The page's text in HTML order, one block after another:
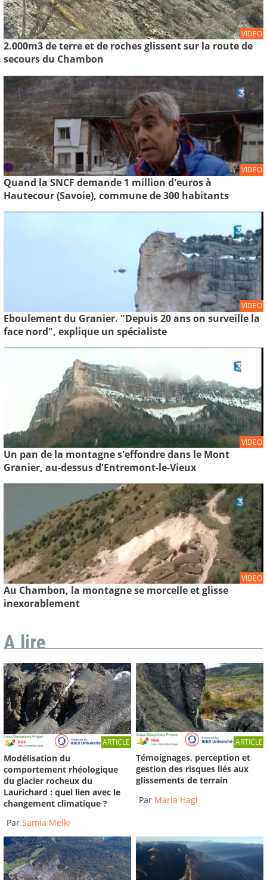
VIDEO
2.000m3 de terre et de roches glissent sur la route de
secours du Chambon
VIDEO
Quand la SNCF demande 1 million d'euros à
Hautecour (Savoie), commune de 300 habitants
VIDEO
Eboulement du Granier. "Depuis 20 ans on surveille la
face nord", explique un spécialiste
VIDEO
Un pan de la montagne s'effondre dans le Mont
Granier, au-dessus d'Entremont-le-Vieux
VIDEO
Au Chambon, la montagne se morcelle et glisse
inexorablement
A lire
ARTICLE
Modélisation du
comportement rhéologique
du glacier rocheux du
Laurichard : quel lien avec le
changement climatique ?
Par Samia Melki
ARTICLE
Témoignages, perception et
gestion des risques liés aux
glissements de terrain
Par Maria Hagl